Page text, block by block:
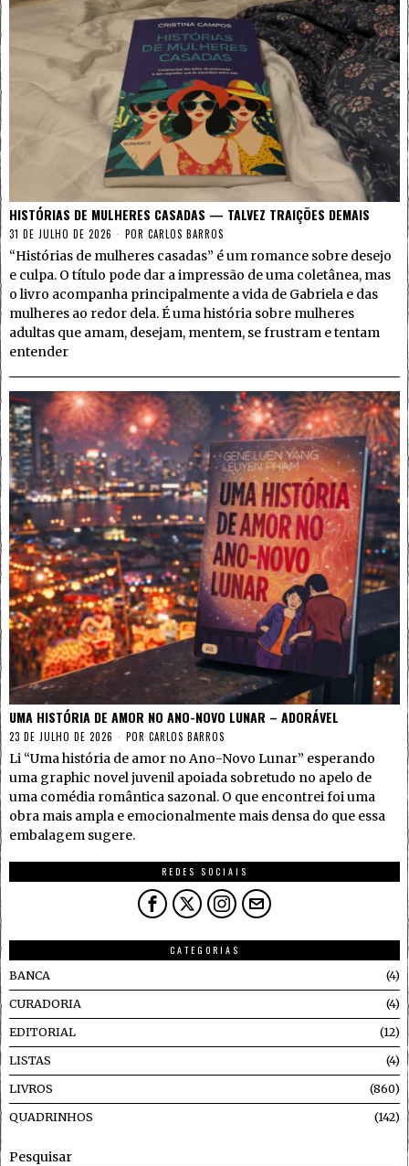
HISTÓRIAS DE MULHERES CASADAS — TALVEZ TRAIÇÕES DEMAIS
31 DE JULHO DE 2026 POR CARLOS BARROS
“Histórias de mulheres casadas” é um romance sobre desejo
e culpa. O título pode dar a impressão de uma coletânea, mas
o livro acompanha principalmente a vida de Gabriela e das
mulheres ao redor dela. É uma história sobre mulheres
adultas que amam, desejam, mentem, se frustram e tentam
entender
UMA HISTÓRIA DE AMOR NO ANO-NOVO LUNAR – ADORÁVEL
23 DE JULHO DE 2026 POR CARLOS BARROS
Li “Uma história de amor no Ano-Novo Lunar” esperando
uma graphic novel juvenil apoiada sobretudo no apelo de
uma comédia romântica sazonal. O que encontrei foi uma
obra mais ampla e emocionalmente mais densa do que essa
embalagem sugere.
REDES SOCIAIS
CATEGORIAS
BANCA
4
CURADORIA 4
EDITORIAL 12
LISTAS 4
LIVROS 860
QUADRINHOS 142
Pesquisar